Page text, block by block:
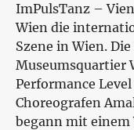
ImPulsTanz –
Wien die
Szene in Wien.
Museumsquartier
Performance
Choreografen
begann mit einem